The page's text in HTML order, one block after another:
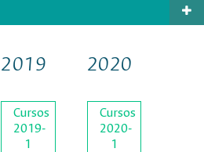
2019
Cursos
2019-
1
2020
Cursos
2020-
1